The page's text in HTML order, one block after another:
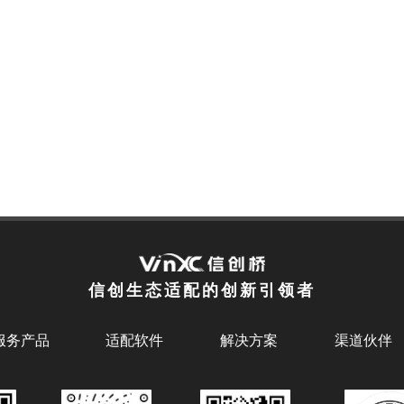
信创生态适配的创新引领者
务产品 解决方案 渠道伙伴
适配软件